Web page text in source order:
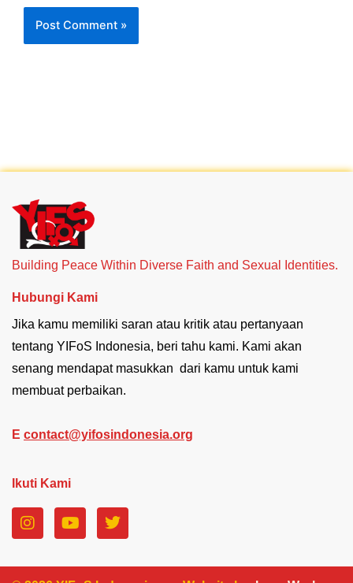
Building Peace Within Diverse Faith and Sexual Identities.
Hubungi Kami
Jika kamu memiliki saran atau kritik atau pertanyaan
tentang YIFoS Indonesia, beri tahu kami. Kami akan
senang mendapat masukkan dari kamu untuk kami
membuat perbaikan.
E contact@yifosindonesia.org
Ikuti Kami
I
n
t
a
Y
o
t
u
T
w
t
t